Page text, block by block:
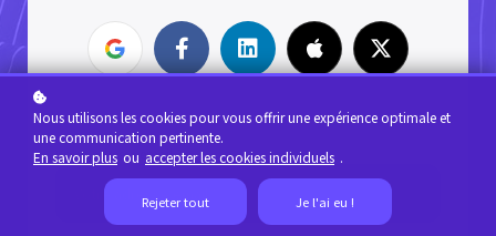
Votre adresse email ?
Nous utilisons les cookies pour vous offrir une expérience optimale et
une communication pertinente.
En savoir plus ou accepter les cookies individuels .
Rejeter tout Je l'ai eu !